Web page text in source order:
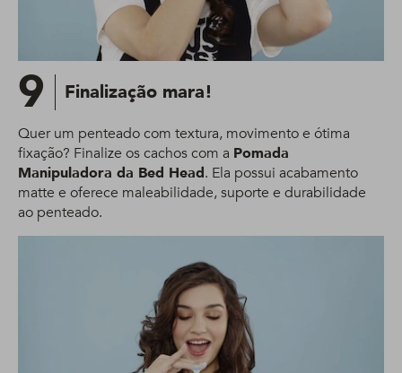
9 Finalização mara!
Quer um penteado com textura, movimento e ótima
fixação? Finalize os cachos com a Pomada
Manipuladora da Bed Head. Ela possui acabamento
matte e oferece maleabilidade, suporte e durabilidade
ao penteado.